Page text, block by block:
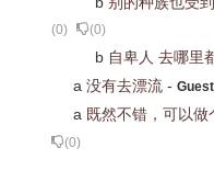
(0) (0)
b 自卑人 去哪里
a 没有去漂流 -
a 既然不错，可以
(0)